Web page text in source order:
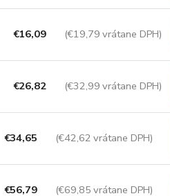
€16,09 (€19,79 vrátane DPH)
€26,82 (€32,99 vrátane DPH)
€34,65 (€42,62 vrátane DPH)
€56,79 (€69,85 vrátane DPH)